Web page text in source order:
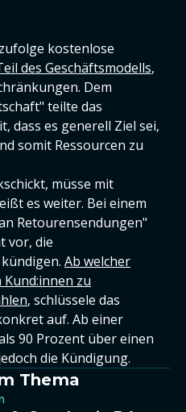
kostenlose
des Geschäftsmodells,
Dem
teilte das
dass es generell Ziel sei,
somit Ressourcen zu
müsse mit
es weiter. Bei einem
Retourensendungen"
vor, die
Ab welcher
zu
, schlüssele das
auf. Ab einer
90 Prozent über einen
die Kündigung.
Thema